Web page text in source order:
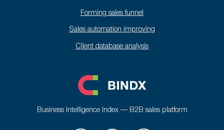
Forming sales funnel
Sales automation improving
Client database analysis
Business Intelligence Index — B2B sales platform